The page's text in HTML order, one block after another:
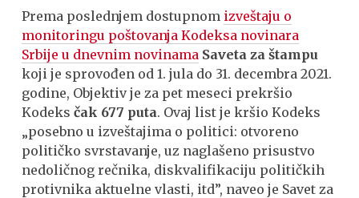
Prema poslednjem dostupnom izveštaju o
monitoringu poštovanja Kodeksa novinara
Srbije u dnevnim novinama Saveta za štampu
koji je sprovođen od 1. jula do 31. decembra 2021.
godine, Objektiv je za pet meseci prekršio
Kodeksčak 677 puta. Ovaj list je kršio Kodeks
„posebno u izveštajima o politici: otvoreno
političko svrstavanje, uz naglašeno prisustvo
nedoličnog rečnika, diskvalifikaciju političkih
protivnika aktuelne vlasti, itd”, naveo je Savet za